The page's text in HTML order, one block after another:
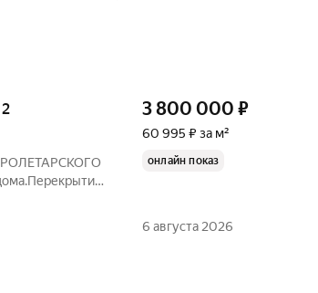
3 800 000 ₽
60 995 ₽ за м²
онлайн показ
6 августа 2026